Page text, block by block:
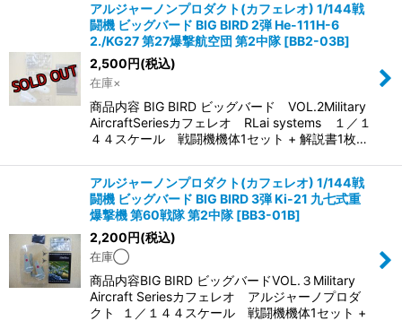
アルジャーノンプロダクト(カフェレオ) 1/144戦
闘機 ビッグバード BIG BIRD 2弾 He-111H-6
2./KG27 第27爆撃航空団 第2中隊 [BB2-03B]
2,500円(税込)
在庫×
商品内容 BIG BIRD ビッグバード VOL.2Military
AircraftSeriesカフェレオ RLai systems １／１
４４スケール 戦闘機機体1セット + 解説書1枚…
アルジャーノンプロダクト(カフェレオ) 1/144戦
闘機 ビッグバード BIG BIRD 3弾 Ki-21 九七式重
爆撃機 第60戦隊 第2中隊 [BB3-01B]
2,200円(税込)
在庫◯
商品内容BIG BIRD ビッグバードVOL.３Military
Aircraft Seriesカフェレオ アルジャーノプロダ
クト １／１４４スケール 戦闘機機体1セット +